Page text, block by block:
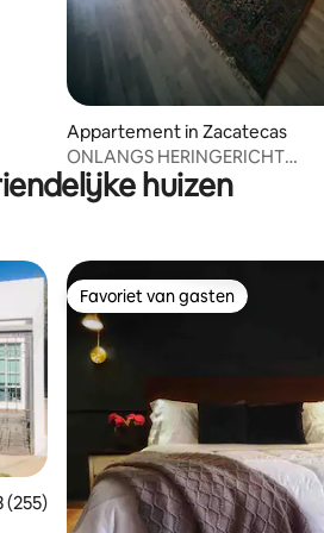
Appartement in Zacatecas
ONLANGS HERINGERICHT
APPARTEMENT IN HISTORISCH
CENTRUMhuizen
beoordeling van 4,93 uit 5, 255
(255)
Favoriet van gasten
Favoriet van gasten